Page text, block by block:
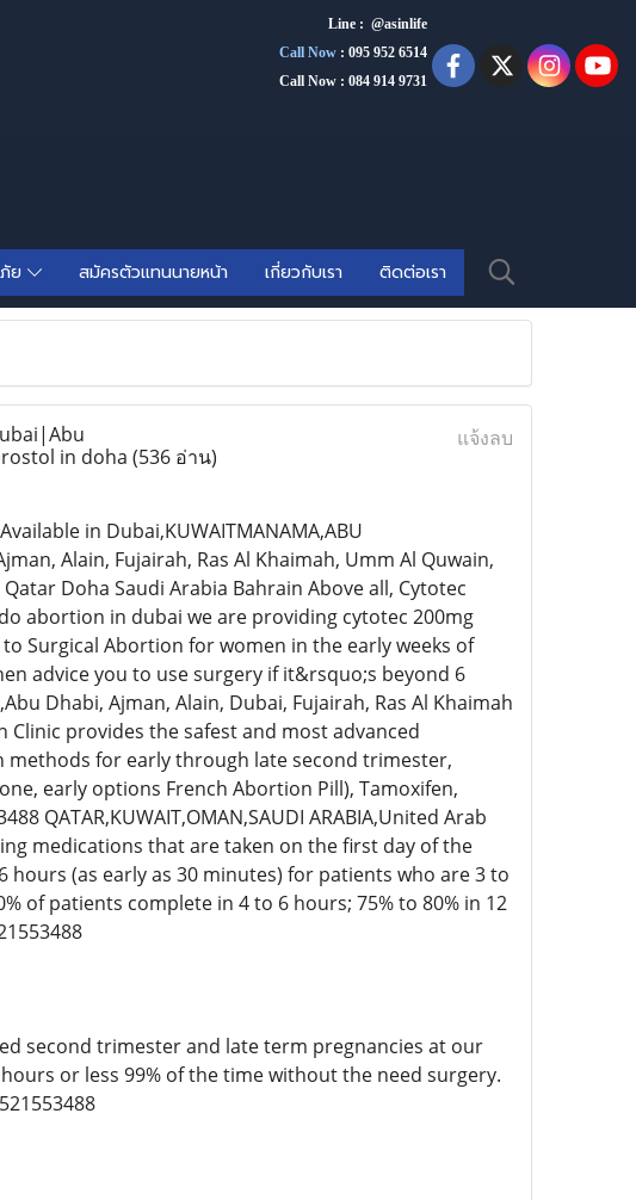
Line : @asinlife
Call Now : 095 952 6514
Call Now : 084 914 9731
ย สมัครตัวแทนนายหน้า เกี่ยวกับเรา ติดต่อเรา
in doha (536 อ่าน)
แจ้งลบ
in Dubai,KUWAITMANAMA,ABU
Alain, Fujairah, Ras Al Khaimah, Umm Al Quwain,
Doha Saudi Arabia Bahrain Above all, Cytotec
abortion in dubai we are providing cytotec 200mg
Surgical Abortion for women in the early weeks of
advice you to use surgery if it&rsquo;s beyond 6
Dhabi, Ajman, Alain, Dubai, Fujairah, Ras Al Khaimah
Clinic provides the safest and most advanced
for early through late second trimester,
early options French Abortion Pill), Tamoxifen,
QATAR,KUWAIT,OMAN,SAUDI ARABIA,United Arab
medications that are taken on the first day of the
(as early as 30 minutes) for patients who are 3 to
of patients complete in 4 to 6 hours; 75% to 80% in 12
second trimester and late term pregnancies at our
or less 99% of the time without the need surgery.